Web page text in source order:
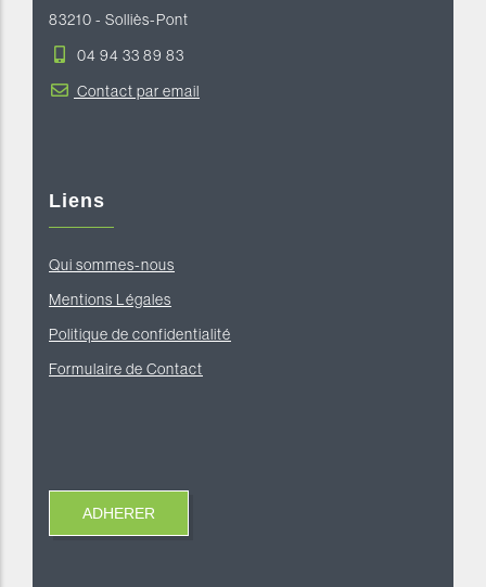
83210 - Solliès-Pont
04 94 33 89 83
Contact par email
Liens
Qui sommes-nous
Mentions Légales
Politique de confidentialité
Formulaire de Contact